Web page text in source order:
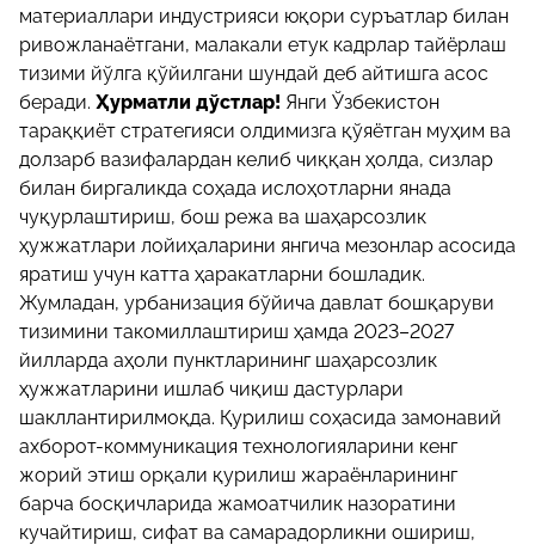
материаллари индустрияси юқори суръатлар билан
ривожланаётгани, малакали етук кадрлар тайёрлаш
тизими йўлга қўйилгани шундай деб айтишга асос
беради. Ҳурматли дўстлар! Янги Ўзбекистон
тараққиёт стратегияси олдимизга қўяётган муҳим ва
долзарб вазифалардан келиб чиққан ҳолда, сизлар
билан биргаликда соҳада ислоҳотларни янада
чуқурлаштириш, бош режа ва шаҳарсозлик
ҳужжатлари лойиҳаларини янгича мезонлар асосида
яратиш учун катта ҳаракатларни бошладик.
Жумладан, урбанизация бўйича давлат бошқаруви
тизимини такомиллаштириш ҳамда 2023–2027
йилларда аҳоли пунктларининг шаҳарсозлик
ҳужжатларини ишлаб чиқиш дастурлари
шакллантирилмоқда. Қурилиш соҳасида замонавий
ахборот-коммуникация технологияларини кенг
жорий этиш орқали қурилиш жараёнларининг
барча босқичларида жамоатчилик назоратини
кучайтириш, сифат ва самарадорликни ошириш,